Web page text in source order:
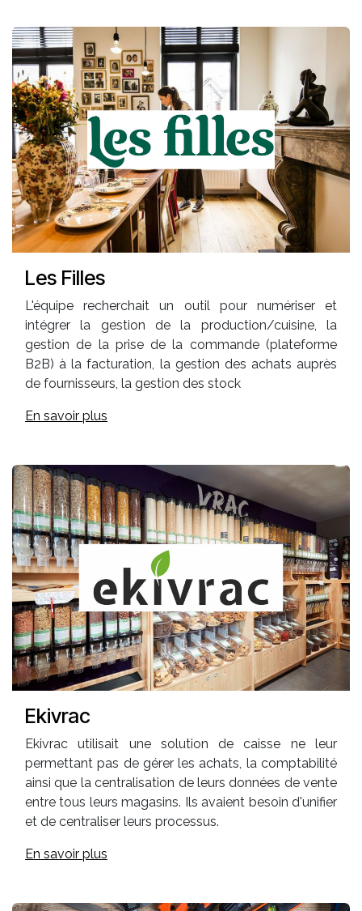
Les Filles
L'équipe recherchait un outil pour numériser et
intégrer la gestion de la production/cuisine, la
gestion de la prise de la commande (plateforme
B2B) à la facturation, la gestion des achats auprès
de fournisseurs, la gestion des stock
En savoir plus
Ekivrac
Ekivrac utilisait une solution de caisse ne leur
permettant pas de gérer les achats, la comptabilité
ainsi que la centralisation de leurs données de vente
entre tous leurs magasins. Ils avaient besoin d'unifier
et de centraliser leurs processus.
En savoir plus